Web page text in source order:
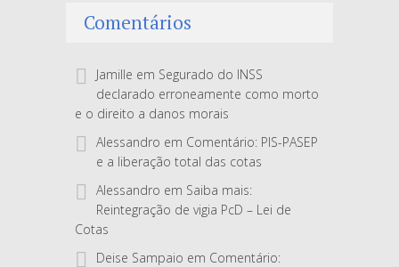
Comentários
Jamille em Segurado do INSS
declarado erroneamente como morto
e o direito a danos morais
Alessandro em Comentário: PIS-PASEP
e a liberação total das cotas
Alessandro em Saiba mais:
Reintegração de vigia PcD – Lei de
Cotas
Deise Sampaio em Comentário: